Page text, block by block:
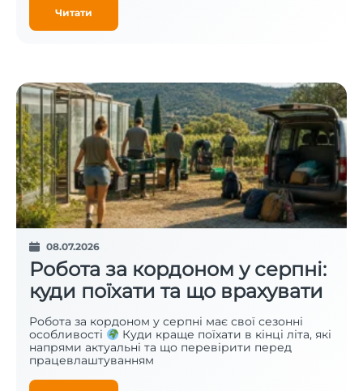
Читати
08.07.2026
Робота за кордоном у серпні:
куди поїхати та що врахувати
Робота за кордоном у серпні має свої сезонні
особливості
Куди краще поїхати в кінці літа, які
напрями актуальні та що перевірити перед
працевлаштуванням